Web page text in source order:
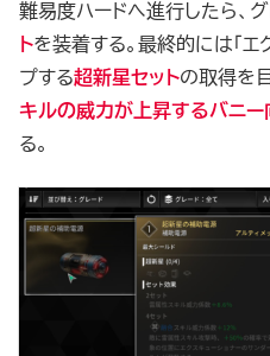
難易度ハードへ進行したら、グ
トを装着する。最終的には「エ
プする超新星セットの取得を
キルの威力が上昇するバニ
る。